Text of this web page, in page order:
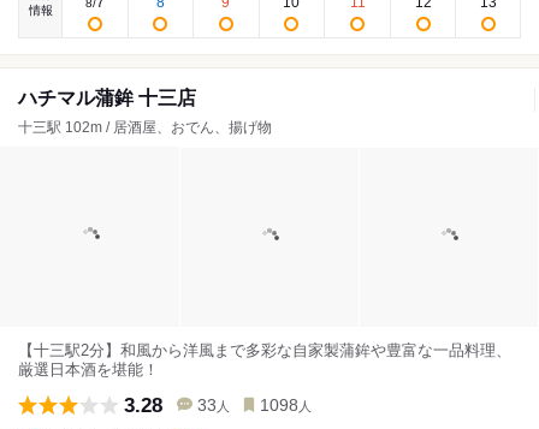
情報
8/
ハチマル蒲鉾 十三店
十三駅 102m / 居酒屋、おでん、揚げ物
【十三駅2分】和風から洋風まで多彩な自家製蒲鉾や豊富な一品料理、
厳選日本酒を堪能！
3.28 33 人 1098 人